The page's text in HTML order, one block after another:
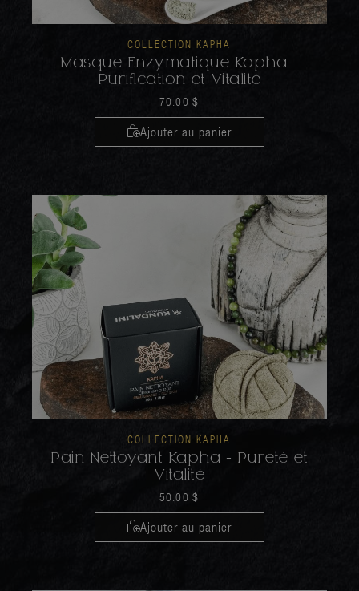
COLLECTION KAPHA
Masque Enzymatique Kapha -
Purification et Vitalité
70.00 $
Ajouter au panier
COLLECTION KAPHA
Pain Nettoyant Kapha - Pureté et
Vitalité
50.00 $
Ajouter au panier